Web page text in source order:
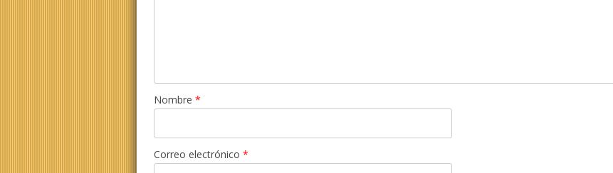
Nombre *
Correo electrónico *